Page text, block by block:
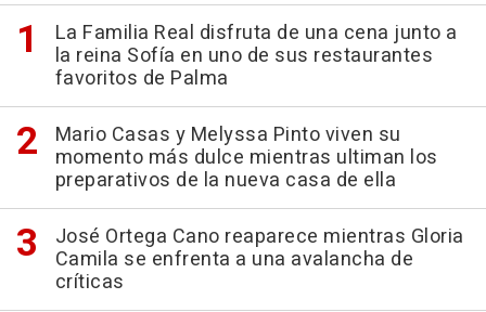
La Familia Real disfruta de una cena junto a
la reina Sofía en uno de sus restaurantes
favoritos de Palma
Mario Casas y Melyssa Pinto viven su
momento más dulce mientras ultiman los
preparativos de la nueva casa de ella
José Ortega Cano reaparece mientras Gloria
Camila se enfrenta a una avalancha de
críticas